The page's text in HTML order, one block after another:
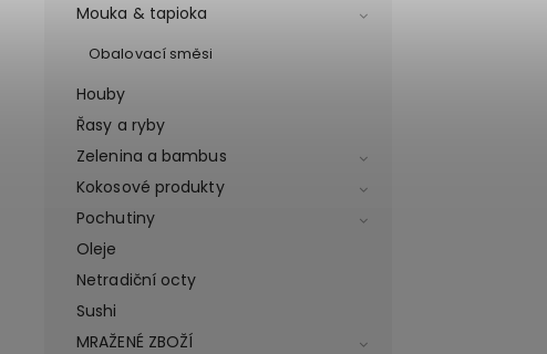
Mouka & tapioka
Obalovací směsi
Houby
Řasy a ryby
Zelenina a bambus
Kokosové produkty
Pochutiny
Oleje
Netradiční octy
Sushi
MRAŽENÉ ZBOŽÍ